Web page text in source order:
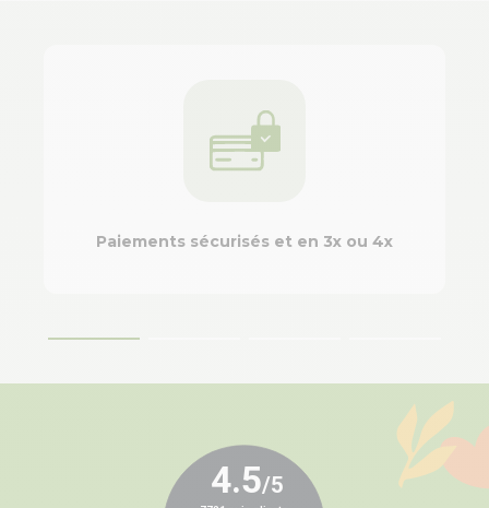
Paiements sécurisés et en 3x ou 4x